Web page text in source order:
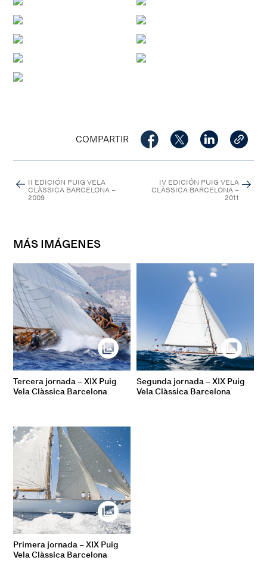
COMPARTIR
II EDICIÓN PUIG VELA
CLÀSSICA BARCELONA –
2009
IV EDICIÓN PUIG VELA
CLÀSSICA BARCELONA –
2011
MÁS IMÁGENES
Tercera jornada – XIX Puig
Vela Clàssica Barcelona
Segunda jornada – XIX Puig
Vela Clàssica Barcelona
Primera jornada – XIX Puig
Vela Clàssica Barcelona